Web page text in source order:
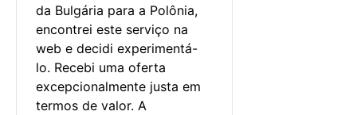
da Bulgária para a Polônia,
encontrei este serviço na
web e decidi experimentá-
lo. Recebi uma oferta
excepcionalmente justa em
termos de valor. A